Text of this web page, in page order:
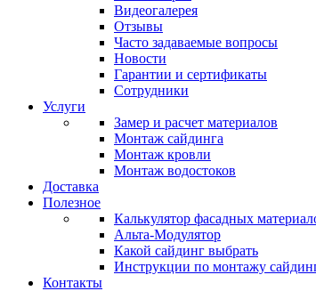
Видеогалерея
Отзывы
Часто задаваемые вопросы
Новости
Гарантии и сертификаты
Сотрудники
Услуги
Замер и расчет материалов
Монтаж сайдинга
Монтаж кровли
Монтаж водостоков
Доставка
Полезное
Калькулятор фасадных
Альта-Модулятор
Какой сайдинг выбрать
Инструкции по монтажу
Контакты